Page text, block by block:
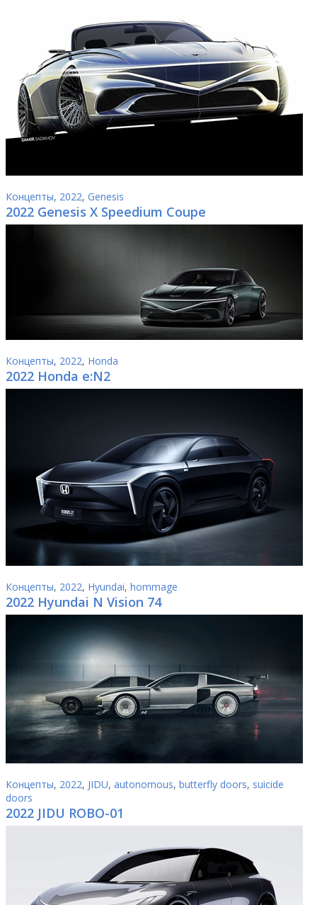
Концепты, 2022, Genesis
2022 Genesis X Speedium Coupe
Концепты, 2022, Honda
2022 Honda e:N2
Концепты, 2022, Hyundai, hommage
2022 Hyundai N Vision 74
Концепты, 2022, JIDU, autonomous, butterfly doors, suicide
doors
2022 JIDU ROBO-01